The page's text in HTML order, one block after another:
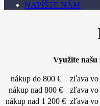
NAPÍŠTE NÁM
Využite
nákup do 800 €
zľava vo
nákup nad 800 €
zľava vo
nákup nad 1 200 € zľava vo